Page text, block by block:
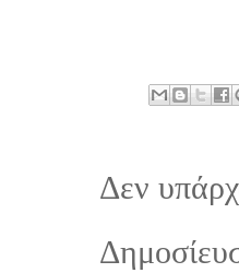
Δεν